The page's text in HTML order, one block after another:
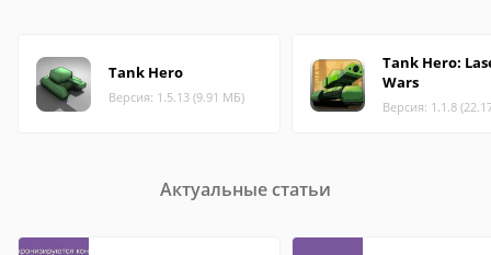
Tank Hero
Версия: 1.5.13 (9.91 МБ)
Tank Hero:
Wars
Версия: 1.1.8
Актуальные статьи